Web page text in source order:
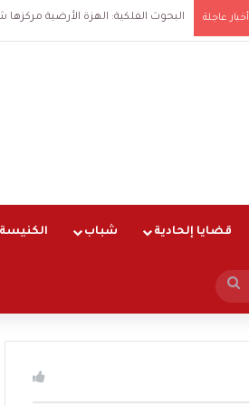
أخبار عاجلة البحوث الفلكية: الهزة الأرضية مركزها شرق
قضايا إلحادية شباب